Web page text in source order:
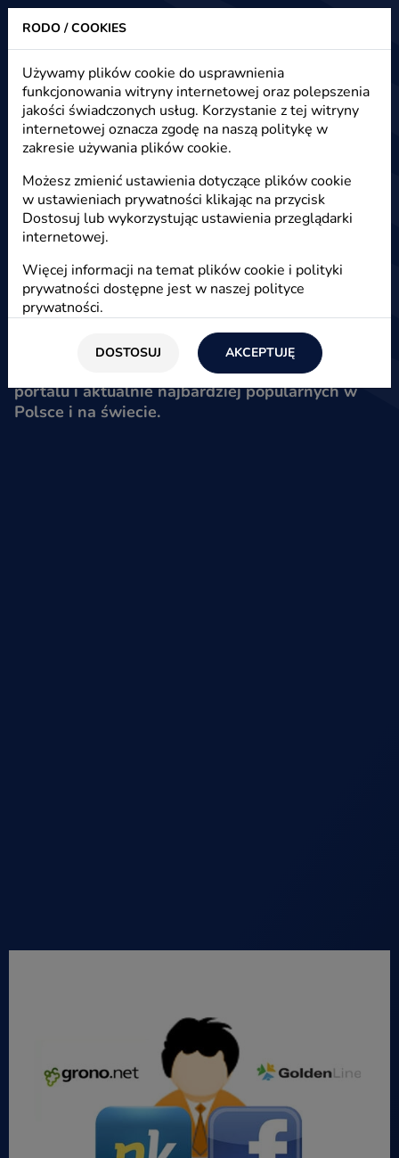
Heuristic - strony www, sklepy internetowe, e-marketing
Portale społecznościowe - od
pierwszego do największego
Start / Blog / E-społeczności
10 maja 2012
Agnieszka
Portale społecznościowe to fenomen bez
którego nie potrafimy wyobrazić sobie
dzisiejszego internetu, a może nawet życia w
realu. Zebraliśmy informacje o pierwszym
portalu i aktualnie najbardziej popularnych w
Polsce i na świecie.
RODO / COOKIES
Używamy plików cookie do usprawnienia
funkcjonowania witryny internetowej oraz polepszenia
jakości świadczonych usług. Korzystanie z tej witryny
internetowej oznacza zgodę na naszą politykę w
zakresie używania plików cookie.
Możesz zmienić ustawienia dotyczące plików cookie
w ustawieniach prywatności klikając na przycisk
Dostosuj lub wykorzystując ustawienia przeglądarki
internetowej.
Więcej informacji na temat plików cookie i polityki
prywatności dostępne jest w naszej polityce
prywatności.
DOSTOSUJ AKCEPTUJĘ